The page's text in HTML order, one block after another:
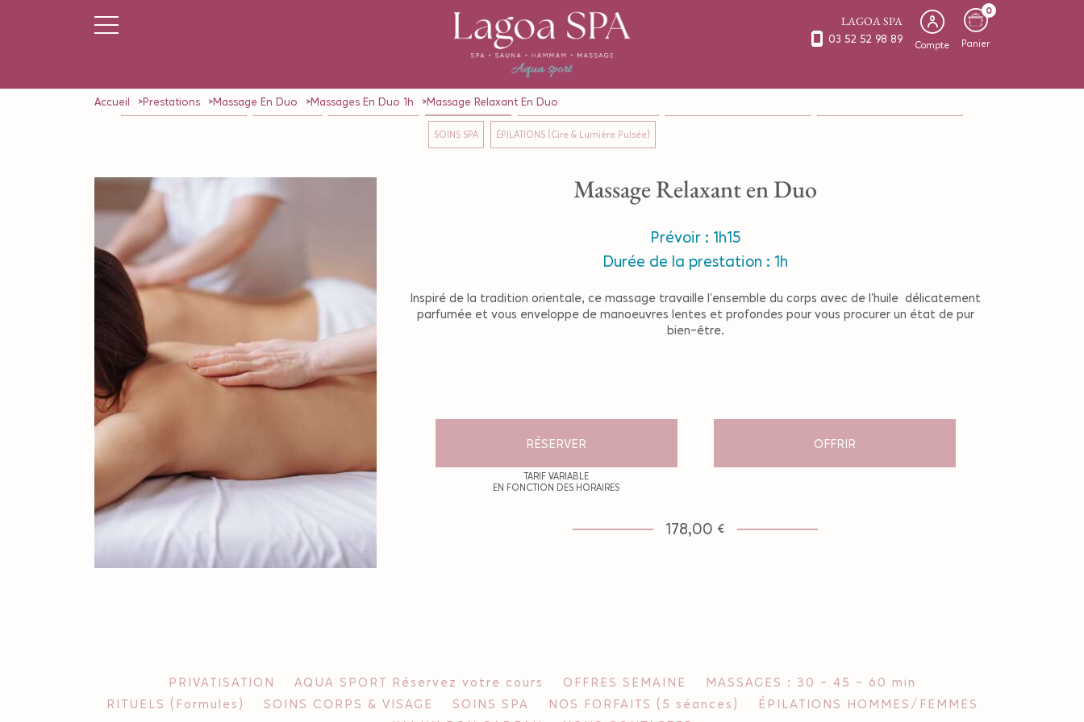
LAGOA SPA
03 52 52 98 89 Compte
0
Panier
Accueil Prestations Massage En Duo Massages En Duo 1h Massage Relaxant En Duo
NOS FORFAITS (5 Séances) AQUA SPORT MASSAGES en Solo MASSAGE en Duo RITUELS (Formules Solo & Duo)
SOINS SPA ÉPILATIONS (Cire & Lumière Pulsée)
Massage Relaxant en Duo
Prévoir : 1h15
Durée de la prestation : 1h
Inspiré de la tradition orientale, ce massage travaille l'ensemble du corps avec de l'huile délicatement
parfumée et vous enveloppe de manoeuvres lentes et profondes pour vous procurer un état de pur
bien-être.
RÉSERVER
TARIF VARIABLE
EN FONCTION DES HORAIRES
OFFRIR
178,00 €
PRIVATISATION AQUA SPORT Réservez votre cours OFFRES SEMAINE
MASSAGES : 30 - 45 - 60 min
RITUELS (Formules)
SOINS CORPS & VISAGE SOINS SPA NOS FORFAITS (5 séances)
ÉPILATIONS HOMMES/FEMMES